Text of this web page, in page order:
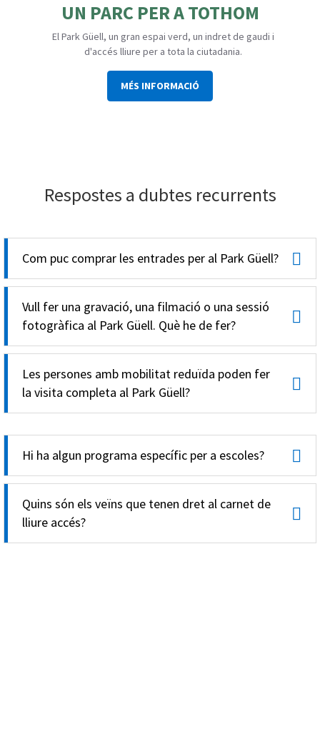
UN PARC PER A TOTHOM
El Park Güell, un gran espai verd, un indret de gaudi i
d'accés lliure per a tota la ciutadania.
MÉS INFORMACIÓ
Respostes a dubtes recurrents
Com puc comprar les entrades per al Park Güell?
Vull fer una gravació, una filmació o una sessió
fotogràfica al Park Güell. Què he de fer?
Les persones amb mobilitat reduïda poden fer
la visita completa al Park Güell?
Hi ha algun programa específic per a escoles?
Quins són els veïns que tenen dret al carnet de
lliure accés?